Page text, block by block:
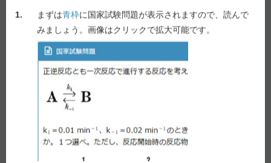
1. まずは青枠に国家試験問題が表示されますので、読んで
みましょう。画像はクリックで拡大可能です。
未ブックマーク 問 52 正答率 :64.5%
国家試験問題
医薬品を造粒する目的として誤っている
１つ選べ。
１ 流動性の向上
２ 含量均一性の改善
３ 真密度の増大